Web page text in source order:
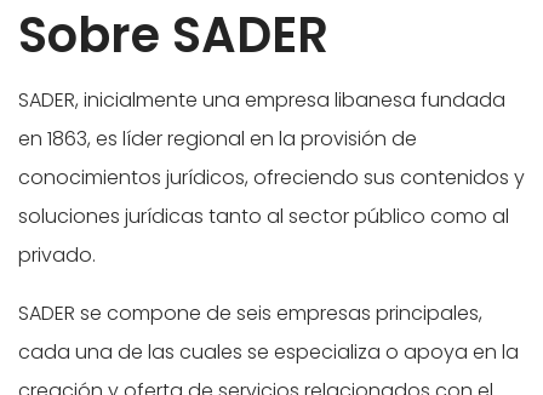
Sobre SADER
SADER, inicialmente una empresa libanesa fundada
en 1863, es líder regional en la provisión de
conocimientos jurídicos, ofreciendo sus contenidos y
soluciones jurídicas tanto al sector público como al
privado.
SADER se compone de seis empresas principales,
cada una de las cuales se especializa o apoya en la